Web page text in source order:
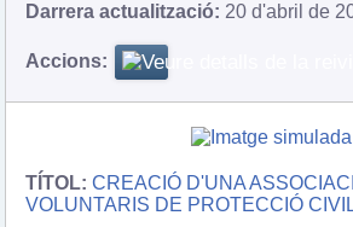
20 d'abril de
CREACIÓ D'UNA
VOLUNTARIS DE PROTECCIÓ